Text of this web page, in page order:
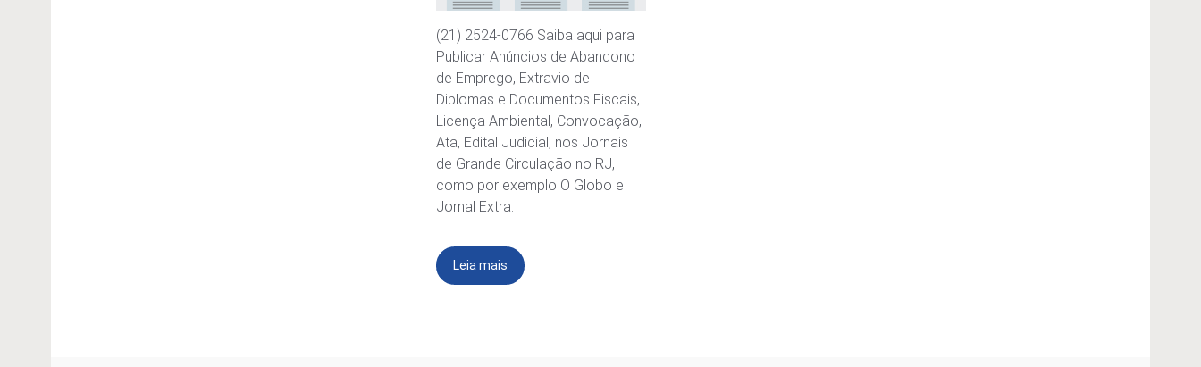
(21) 2524-0766 Saiba aqui para
Publicar Anúncios de Abandono
de Emprego, Extravio de
Diplomas e Documentos Fiscais,
Licença Ambiental, Convocação,
Ata, Edital Judicial, nos Jornais
de Grande Circulação no RJ,
como por exemplo O Globo e
Jornal Extra.
Leia mais